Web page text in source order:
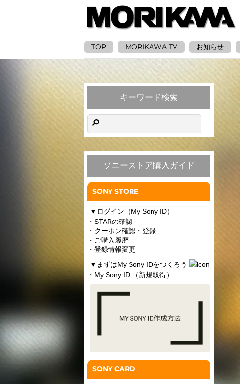
TOP MORIKAWA TV お知らせ
キーワード検索
ソニーストア購入ガイド
SONY STORE
▼ ログイン（My Sony ID）
・STARの確認
・クーポン確認・登録
・ご購入履歴
・登録情報変更
▼ まずはMy Sony IDをつくろう
・My Sony ID （新規取得）
SONY CARD